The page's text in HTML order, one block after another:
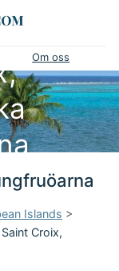
Om oss
Islands >
Saint Croix,